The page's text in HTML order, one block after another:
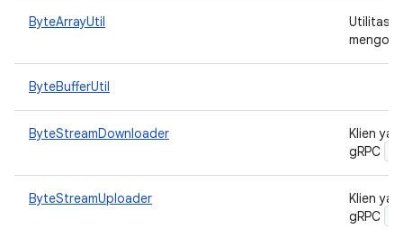
ByteArrayUtil
Utilitas
ByteBufferUtil
ByteStreamDownloader
Klien
gRPC
ByteStreamUploader
Klien
gRPC